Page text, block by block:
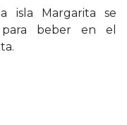
isla Margarita se
beber en el